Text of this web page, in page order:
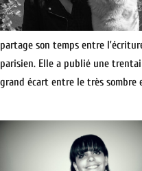
partage son temps entre
parisien. Elle a publié une
grand écart entre le très sombre